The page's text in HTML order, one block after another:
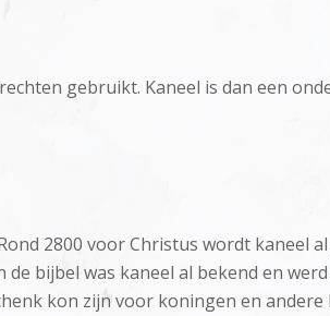
gebruikt. Kaneel is dan een
2800 voor Christus wordt kaneel
de bijbel was kaneel al bekend en
kon zijn voor koningen en